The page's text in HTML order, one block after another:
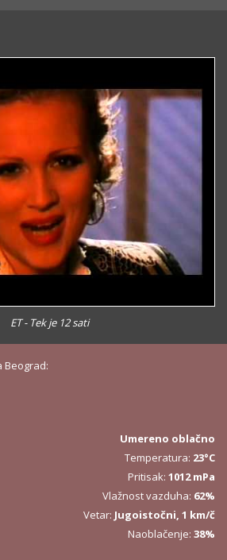
ET - Tek je 12 sati
Beograd:
Umereno oblačno
Temperatura: 23°C
Pritisak: 1012 mPa
Vlažnost vazduha: 62%
Vetar: Jugoistočni, 1 km/č
Naoblačenje: 38%